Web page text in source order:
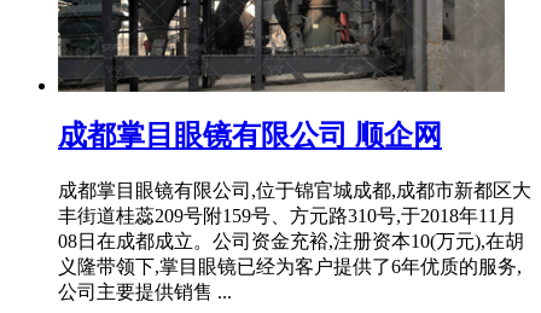
成都掌目眼镜有限公司 顺企网
成都掌目眼镜有限公司,位于锦官城成都,成都市新都区大
丰街道桂蕊209号附159号、方元路310号,于2018年11月
08日在成都成立。公司资金充裕,注册资本10(万元),在胡
义隆带领下,掌目眼镜已经为客户提供了6年优质的服务,
公司主要提供销售 ...